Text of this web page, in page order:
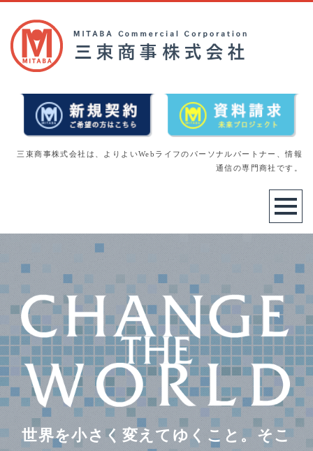
三束商事株式会社は、よりよいWebライフのパーソナルパートナー、情報
通信の専門商社です。
世界を小さく変えてゆくこと。そこ